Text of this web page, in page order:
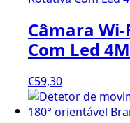
Câmara
Com Led
€59,30